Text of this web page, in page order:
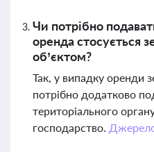
Чи потрібно
оренда стосується
об’єктом?
Так, у випадку оренди
потрібно додатково
територіального
господарство.